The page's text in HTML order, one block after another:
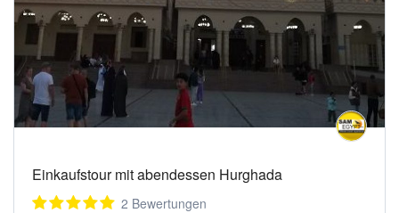
Einkaufstour mit abendessen Hurghada
2 Bewertungen